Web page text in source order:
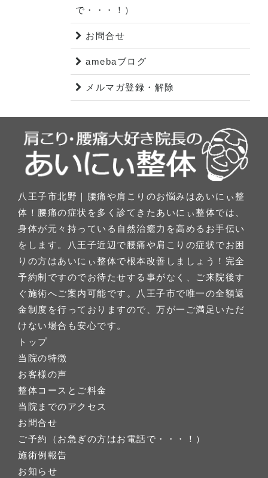
で・・・！）
お問合せ
amebaブログ
メルマガ登録・解除
八王子市北野｜腰痛や肩こりのお悩みはあいにぃ整
体！腰痛の症状を多く診てきたあいにぃ整体では、
身体が元々持っている自然治癒力を高めるお手伝い
をします。八王子近辺で腰痛や肩こりの症状でお困
りの方はあいにぃ整体で根本改善しましょう！完全
予約制ですのでお待たせする事がなく、ご来院後す
ぐ施術へご案内可能です。八王子市で唯一の全額返
金制度を行っておりますので、万が一ご満足いただ
けない場合も安心です。
トップ
当院の特徴
お客様の声
整体コースとご料金
当院までのアクセス
お問合せ
ご予約（お急ぎの方はお電話で・・・！）
施術例報告
お知らせ